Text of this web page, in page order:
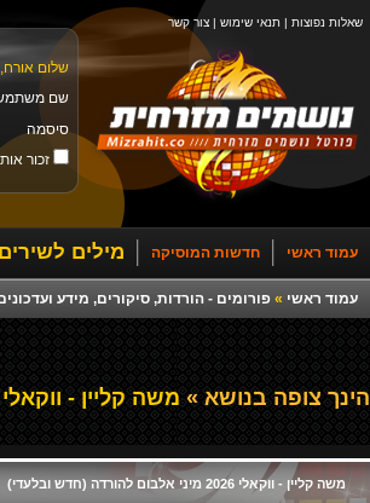
שאלות נפוצות | תנאי שימוש | צור קשר
שלום אורח,
שם
סיסמה
זכור
עמוד ראשי חדשות המוסיקה מילים לשירים
עמוד ראשי » פורומים - הורדות, סיקורים, מידע
הינך צופה בנושא » משה קליין - ווקאלי 2026 מיני אלבום להורדה (חדש ובלעדי)
משה קליין - ווקאלי 2026 מיני אלבום להורדה (חדש ובלעדי)